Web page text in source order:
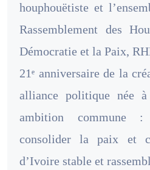
houphouëtiste et
Rassemblement des
Démocratie et la Paix,
21ᵉ anniversaire de la
alliance politique née à
ambition commune :
consolider la paix et
d’Ivoire stable et